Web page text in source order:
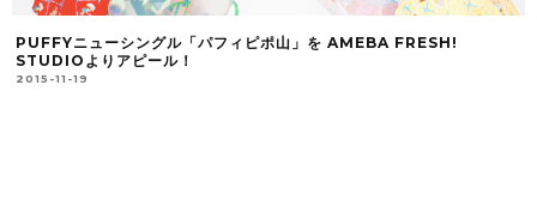
PUFFYニューシングル「パフィピポ山」を AMEBA FRESH!
STUDIOよりアピール！
2015-11-19